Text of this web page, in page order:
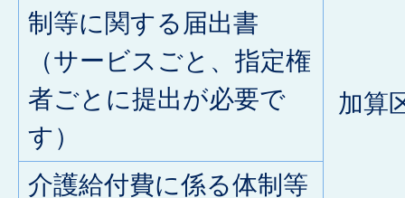
制等に関する届出書
（サービスごと、指定権
者ごとに提出が必要で
す）
加算
介護給付費に係る体制等